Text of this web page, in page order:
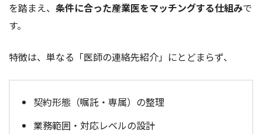
を踏まえ、 条件に合った産業医をマッチングする仕組みで
す。
特徴は、単なる「医師の連絡先紹介」にとどまらず、
契約形態（嘱託・専属）の整理
業務範囲・対応レベルの設計